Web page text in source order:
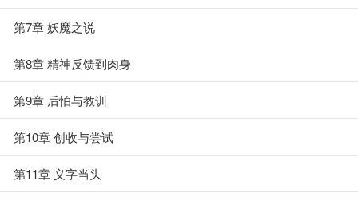
第7章 妖魔之说
第8章 精神反馈到肉身
第9章 后怕与教训
第10章 创收与尝试
第11章 义字当头